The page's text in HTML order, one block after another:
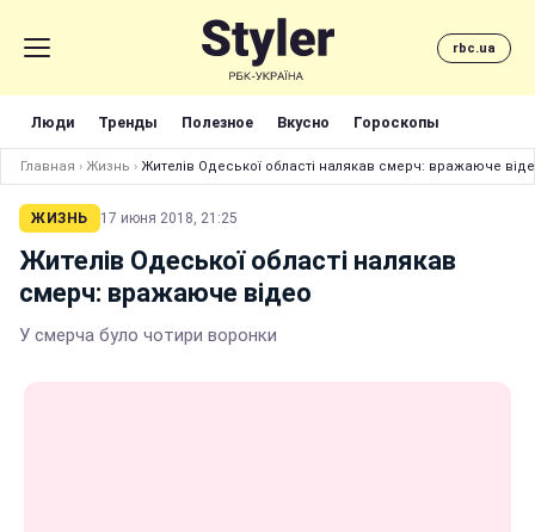
rbc.ua
Люди Тренды Полезное Вкусно Гороскопы
Главная › Жизнь › Жителів Одеської області налякав смерч: вражаюче
ЖИЗНЬ 17 июня 2018, 21:25
Жителів Одеської області налякав
смерч: вражаюче відео
У смерча було чотири воронки